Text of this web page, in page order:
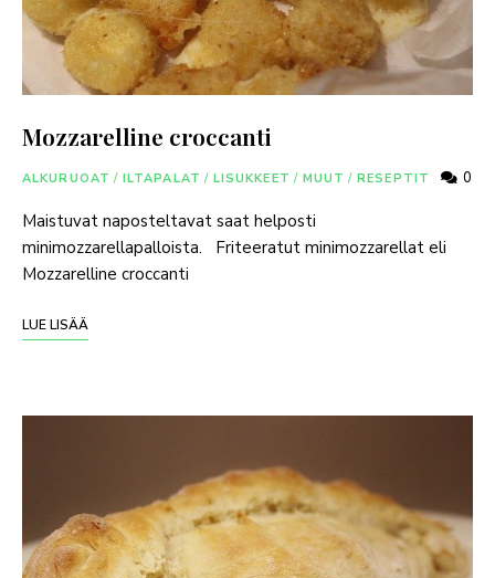
Mozzarelline croccanti
ALKURUOAT / ILTAPALAT / LISUKKEET / MUUT / RESEPTIT 0
Maistuvat naposteltavat saat helposti
minimozzarellapalloista. Friteeratut minimozzarellat eli
Mozzarelline croccanti
LUE LISÄÄ